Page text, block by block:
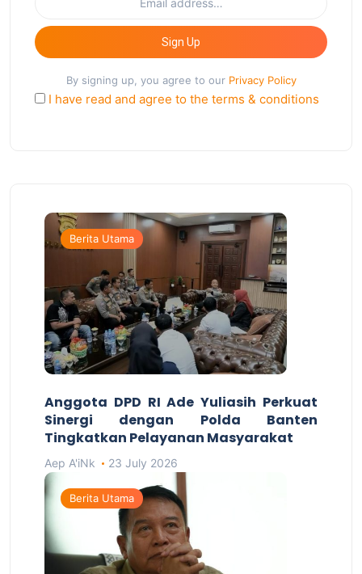
Sign Up
By signing up, you agree to our Privacy Policy
I have read and agree to the terms & conditions
Berita Utama
Anggota DPD RI Ade Yuliasih Perkuat
Sinergi dengan Polda Banten
Tingkatkan Pelayanan Masyarakat
Aep A'iNk 23 July 2026
Berita Utama